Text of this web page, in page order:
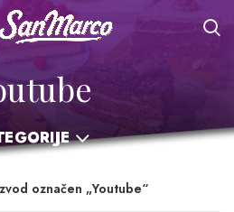
označen „Youtube“